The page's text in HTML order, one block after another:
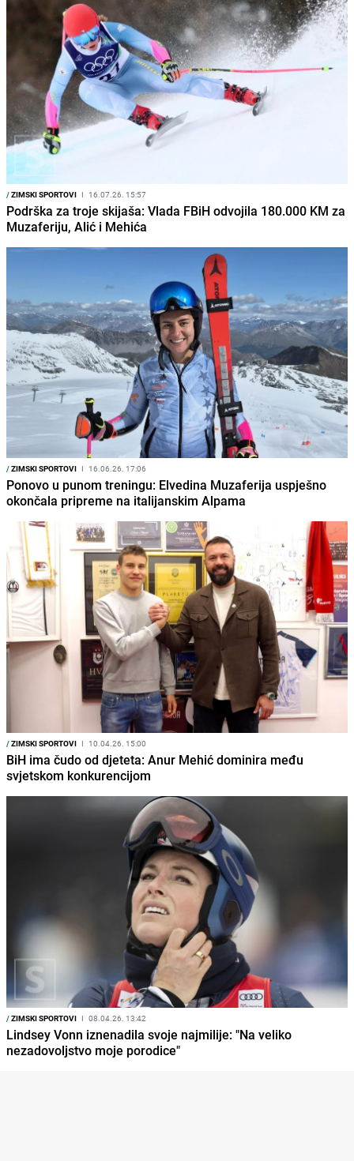
/ZIMSKI SPORTOVI I 16.07.26. 15:57
Podrška za troje skijaša: Vlada FBiH odvojila 180.000 KM za
Muzaferiju, Alić i Mehića
/ZIMSKI SPORTOVI I 16.06.26. 17:06
Ponovo u punom treningu: Elvedina Muzaferija uspješno
okončala pripreme na italijanskim Alpama
/ZIMSKI SPORTOVI I 10.04.26. 15:00
BiH ima čudo od djeteta: Anur Mehić dominira među
svjetskom konkurencijom
/ZIMSKI SPORTOVI I 08.04.26. 13:42
Lindsey Vonn iznenadila svoje najmilije: "Na veliko
nezadovoljstvo moje porodice"